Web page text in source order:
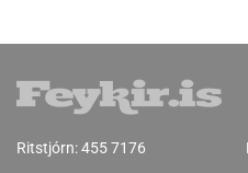
Ritstjórn:455 7176